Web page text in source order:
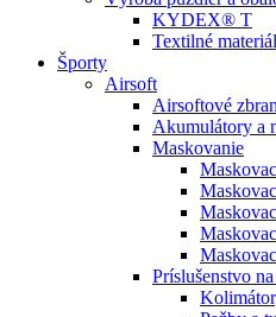
KYDEX® T
Textilné
Športy
Airsoft
Airsoftové
Akumulátory a
Maskovanie
Príslušenstvo